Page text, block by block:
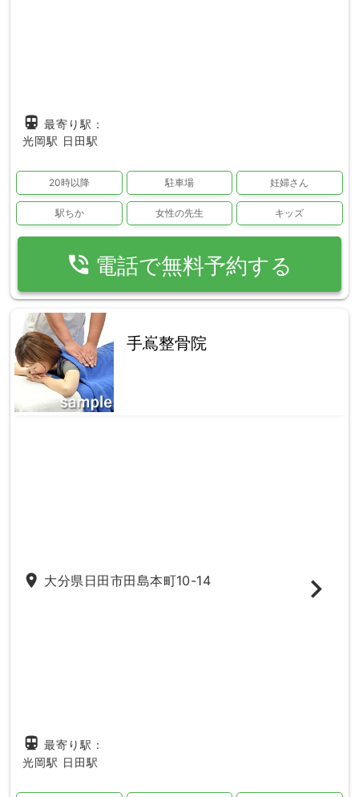
directions_subway 最寄り駅：
光岡駅 日田駅
20時以降 駐車場 妊婦さん
駅ちか 女性の先生 キッズ
phone_in_talk 電話で無料予約する
手嶌整骨院
place 大分県日田市田島本町10-14
directions_subway 最寄り駅：
光岡駅 日田駅